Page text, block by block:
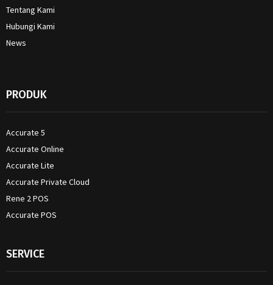
Tentang Kami
Hubungi Kami
News
PRODUK
Accurate 5
Accurate Online
Accurate Lite
Accurate Private Cloud
Rene 2 POS
Accurate POS
SERVICE